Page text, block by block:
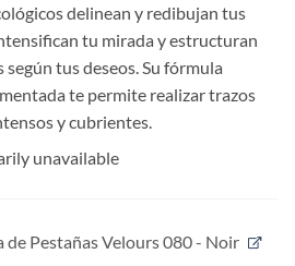
delinean y redibujan tus
tu mirada y estructuran
según tus deseos. Su fórmula
te permite realizar trazos
y cubrientes.
unavailable
de Pestañas Velours 080 - Noir